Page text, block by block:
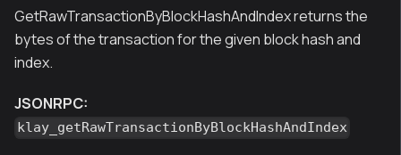
GetRawTransactionByBlockHashAndIndex returns the
bytes of the transaction for the given block hash and
index.
JSONRPC:
klay_getRawTransactionByBlockHashAndIndex